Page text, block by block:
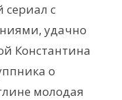
сериал с
удачно
Константина
о
молодая